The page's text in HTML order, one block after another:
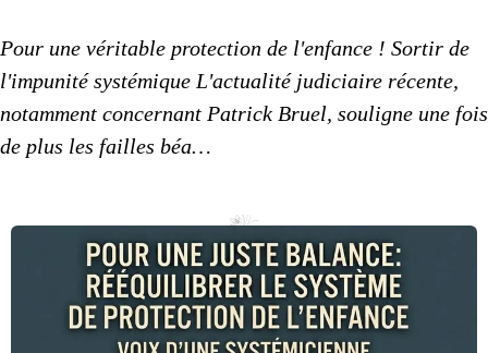
Pour une véritable protection de l'enfance ! Sortir de
l'impunité systémique ​L'actualité judiciaire récente,
notamment concernant Patrick Bruel, souligne une fois
de plus les failles béa…